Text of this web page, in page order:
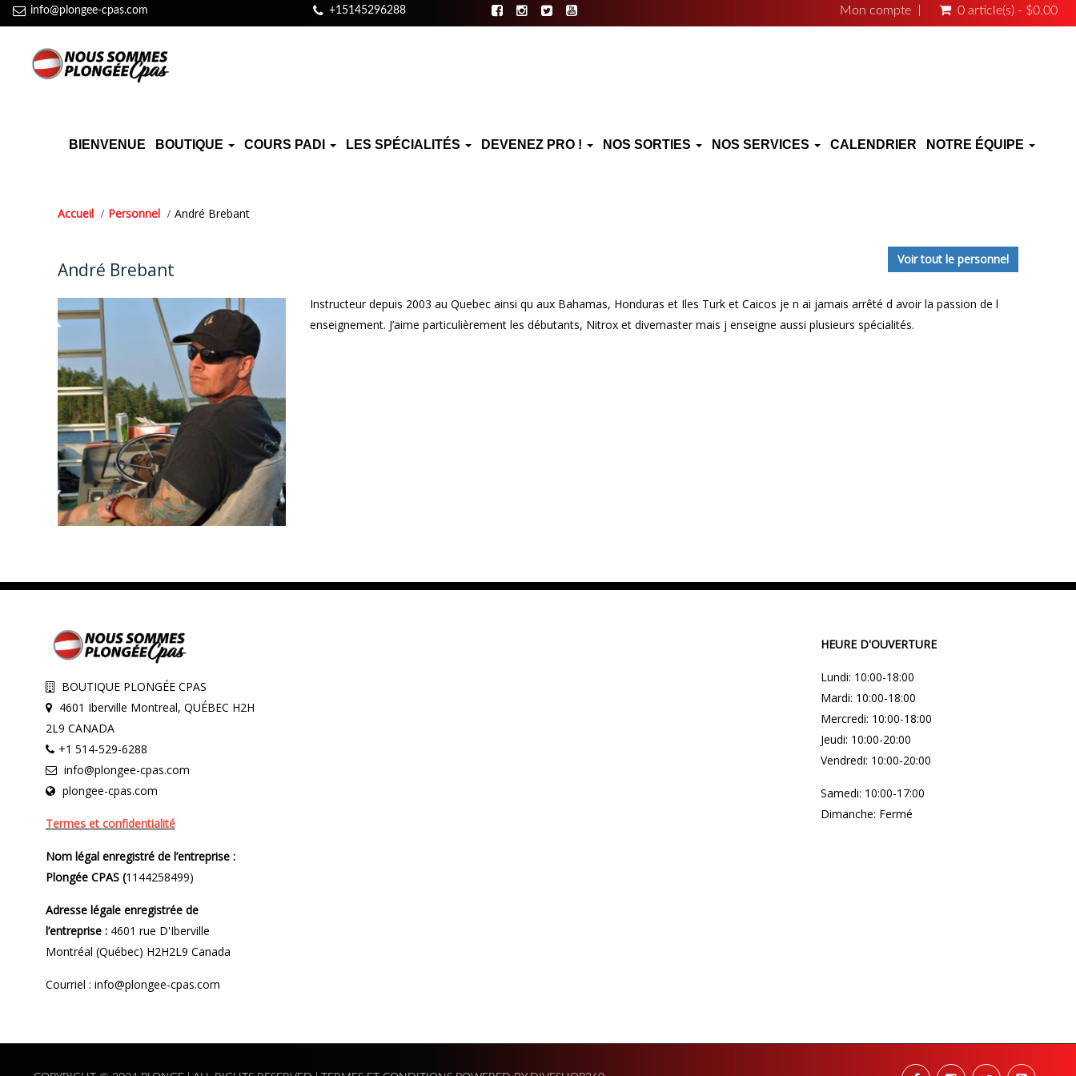
info@plongee-cpas.com +15145296288 Mon compte 0 article(s) - $0.00
BIENVENUE BOUTIQUE COURS PADI LES SPÉCIALITÉS DEVENEZ PRO ! NOS SORTIES NOS SERVICES CALENDRIER NOTRE ÉQUIPE
Accueil Personnel André Brebant
Voir tout le personnel
André Brebant
Instructeur depuis 2003 au Quebec ainsi qu aux Bahamas, Honduras et Iles Turk et Caicos je n ai jamais arrêté d avoir la passion de l
enseignement. J’aime particulièrement les débutants, Nitrox et divemaster mais j enseigne aussi plusieurs spécialités.
BOUTIQUE PLONGÉE CPAS
4601 Iberville Montreal, QUÉBEC H2H
2L9 CANADA
+1 514-529-6288
info@plongee-cpas.com
plongee-cpas.com
Termes et confidentialité
Nom légal enregistré de l’entreprise :
Plongée CPAS (1144258499)
Adresse légale enregistrée de
l’entreprise :4601 rue D'Iberville
Montréal (Québec) H2H2L9 Canada
Courriel : info@plongee-cpas.com
HEURE D'OUVERTURE
Lundi: 10:00-18:00
Mardi: 10:00-18:00
Mercredi: 10:00-18:00
Jeudi: 10:00-20:00
Vendredi: 10:00-20:00
Samedi: 10:00-17:00
Dimanche: Fermé